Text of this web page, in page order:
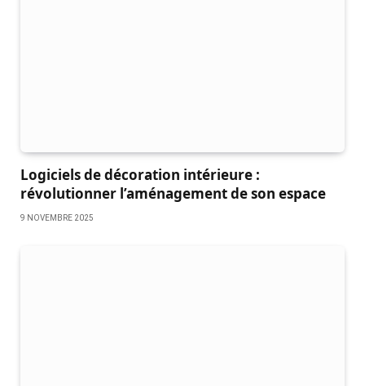
Logiciels de décoration intérieure :
révolutionner l’aménagement de son espace
9 NOVEMBRE 2025